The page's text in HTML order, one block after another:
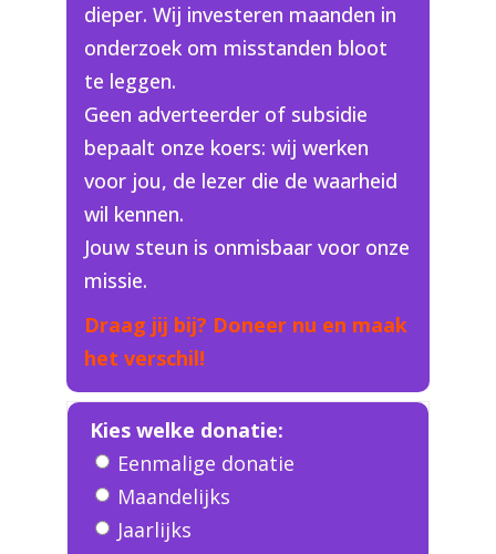
dieper. Wij investeren maanden in
onderzoek om misstanden bloot
te leggen.
Geen adverteerder of subsidie
bepaalt onze koers: wij werken
voor jou, de lezer die de waarheid
wil kennen.
Jouw steun is onmisbaar voor onze
missie.
Draag jij bij? Doneer nu en maak
het verschil!
Kies welke donatie:
Eenmalige donatie
Maandelijks
Jaarlijks